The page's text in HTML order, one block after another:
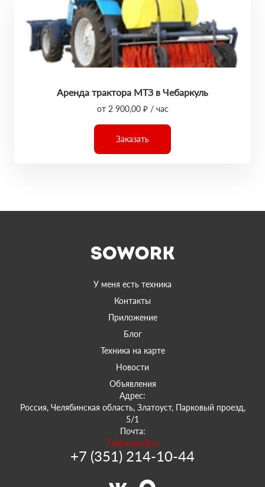
Аренда трактора МТЗ в Чебаркуль
от 2 900,00 ₽ / час
Заказать
У меня есть техника
Контакты
Приложение
Блог
Техника на карте
Новости
Объявления
Адрес:
Россия, Челябинская область, Златоуст, Парковый проезд,
5/1
Почта:
74@sowork.ru
+7 (351) 214-10-44